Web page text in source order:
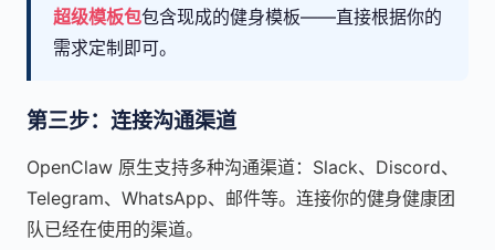
超级模板包包含现成的健身模板——直接根据你的
需求定制即可。
第三步：连接沟通渠道
OpenClaw 原生支持多种沟通渠道：Slack、Discord、
Telegram、WhatsApp、邮件等。连接你的健身健康团
队已经在使用的渠道。